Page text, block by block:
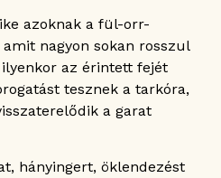
azoknak a fül-orr-
nagyon sokan rosszul
ilyenkor az érintett fejét
tesznek a tarkóra,
a garat
hányingert, öklendezést